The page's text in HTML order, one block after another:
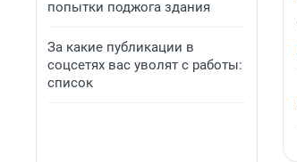
попытки поджога здания
За какие публикации в
соцсетях вас уволят с работы:
список